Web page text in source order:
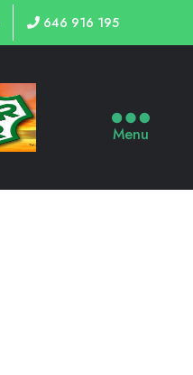
646 916 195
Menu